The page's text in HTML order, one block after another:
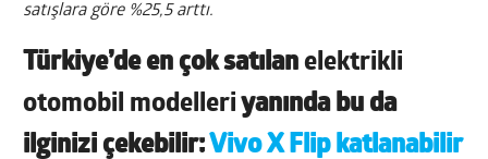
satışlara göre %25,5 arttı.
Türkiye’de en çok satılanelektrikli
otomobil modelleri yanında bu da
ilginizi çekebilir: Vivo X Flip katlanabilir